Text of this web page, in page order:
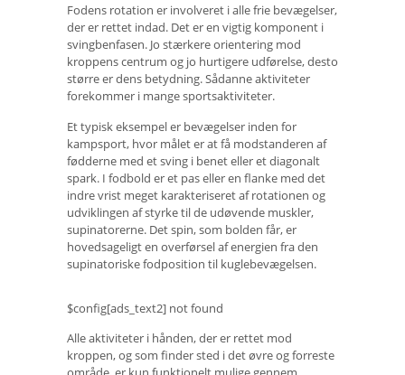
Fodens rotation er involveret i alle frie bevægelser,
der er rettet indad. Det er en vigtig komponent i
svingbenfasen. Jo stærkere orientering mod
kroppens centrum og jo hurtigere udførelse, desto
større er dens betydning. Sådanne aktiviteter
forekommer i mange sportsaktiviteter.
Et typisk eksempel er bevægelser inden for
kampsport, hvor målet er at få modstanderen af ​​
fødderne med et sving i benet eller et diagonalt
spark. I fodbold er et pas eller en flanke med det
indre vrist meget karakteriseret af rotationen og
udviklingen af ​​styrke til de udøvende muskler,
supinatorerne. Det spin, som bolden får, er
hovedsageligt en overførsel af energien fra den
supinatoriske fodposition til kuglebevægelsen.
$config[ads_text2] not found
Alle aktiviteter i hånden, der er rettet mod
kroppen, og som finder sted i det øvre og forreste